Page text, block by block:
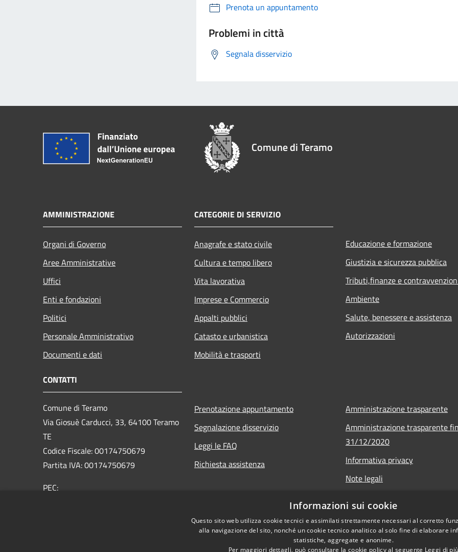
Prenota un appuntamento
Problemi in città
Segnala disservizio
Comune di Teramo
AMMINISTRAZIONE
Organi di Governo
Aree Amministrative
Uffici
Enti e fondazioni
Politici
Personale Amministrativo
Documenti e dati
CATEGORIE DI SERVIZIO
Anagrafe e stato civile
Cultura e tempo libero
Vita lavorativa
Imprese e Commercio
Appalti pubblici
Catasto e urbanistica
Mobilità e trasporti
Educazione e formazione
Giustizia e sicurezza pubblica
Tributi,finanze e
Ambiente
Salute, benessere e assistenza
Autorizzazioni
CONTATTI
Comune di Teramo
Via Giosuè Carducci, 33, 64100 Teramo
TE
Codice Fiscale: 00174750679
Partita IVA: 00174750679
PEC:
Prenotazione appuntamento
Segnalazione disservizio
Leggi le FAQ
Richiesta assistenza
Amministrazione trasparente
Amministrazione trasparente
31/12/2020
Informativa privacy
Note legali
Informazioni sui cookie
Questo sito web utilizza cookie tecnici e assimilati strettamente necessari al corretto
alla navigazione del sito, nonché un cookie tecnico analitico al solo fine di elaborare
statistiche, aggregate e anonime.
Per maggiori dettagli, può consultare la cookie policy al seguente Leggi di